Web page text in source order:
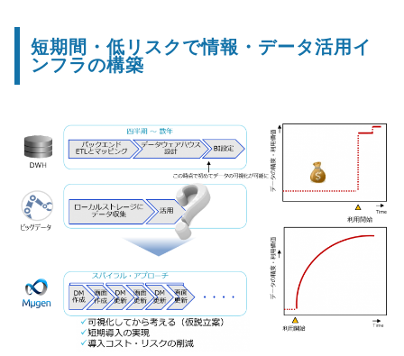
短期間・低リスクで情報・データ活用イ
ンフラの構築